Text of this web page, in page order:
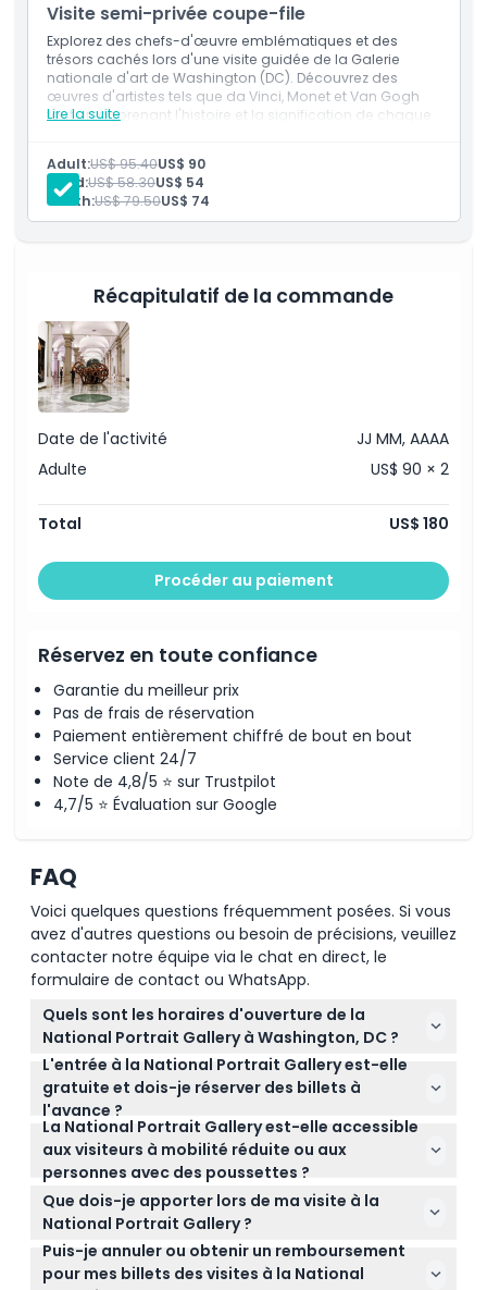
Inclus
Politique enfant/adulte
Exclus
Heures d'ouverture
Emplacement
Comment s'y rendre
Comment échanger
Politique d'annulation
Visite semi-privée coupe-file
Explorez des chefs-d'œuvre emblématiques et des
trésors cachés lors d'une visite guidée de la Galerie
nationale d'art de Washington (DC). Découvrez des
œuvres d'artistes tels que da Vinci, Monet et Van Gogh
tout en apprenant l'histoire et la signification de chaque
Lire la suite
Adult:US$ 95.40US$ 90
Child:US$ 58.30US$ 54
Youth:US$ 79.50US$ 74
Récapitulatif de la commande
Date de l'activité
JJ MM, AAAA
Adulte
US$ 90 × 2
Total US$ 180
Procéder au paiement
Réservez en toute confiance
Garantie du meilleur prix
Pas de frais de réservation
Paiement entièrement chiffré de bout en bout
Service client 24/7
Note de 4,8/5 ⭐ sur Trustpilot
4,7/5 ⭐ Évaluation sur Google
FAQ
Voici quelques questions fréquemment posées. Si vous
avez d'autres questions ou besoin de précisions, veuillez
contacter notre équipe via le chat en direct, le
formulaire de contact ou WhatsApp.
Quels sont les horaires d'ouverture de la
National Portrait Gallery à Washington, DC ?
La National Portrait Gallery est ouverte tous les jours
de 11h30 à 19h00, mais elle est fermée le 25
décembre (sous réserve de modifications —
veuillez confirmer au moment de la réservation).
L'entrée à la National Portrait Gallery est-elle
gratuite et dois-je réserver des billets à
l'avance ?
L'entrée à la National Portrait Gallery est gratuite et
aucun billet n'est requis. Vous pouvez réserver des
visites spéciales ou des expériences directement
en ligne sur ce site web.
La National Portrait Gallery est-elle accessible
aux visiteurs à mobilité réduite ou aux
personnes avec des poussettes ?
Oui, la National Portrait Gallery est conforme à l'ADA
et accessible aux fauteuils roulants ainsi qu'aux
poussettes, garantissant une visite confortable
pour tous.
Que dois-je apporter lors de ma visite à la
National Portrait Gallery ?
Apportez une pièce d'identité avec photo si vous
avez réservé une visite spéciale, et portez des
Puis-je annuler ou obtenir un remboursement
pour mes billets des visites à la National